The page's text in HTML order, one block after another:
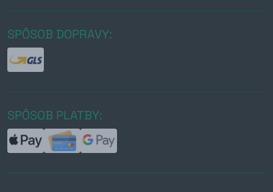
SPÔSOB DOPRAVY:
SPÔSOB PLATBY: